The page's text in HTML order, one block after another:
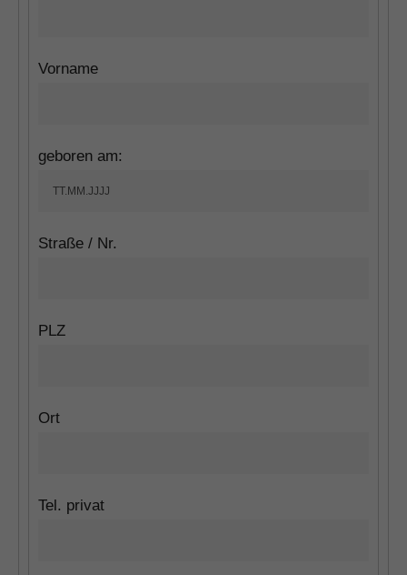
Vorname
geboren am:
Straße / Nr.
PLZ
Ort
Tel. privat